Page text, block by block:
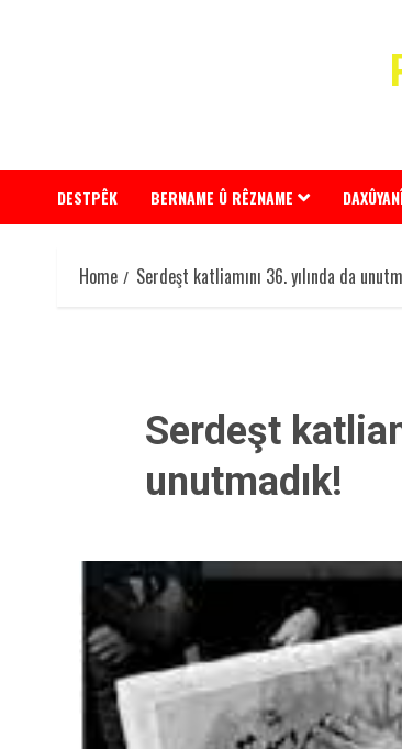
DESTPÊK BERNAME Û RÊZNAME
Home Serdeşt katliamını 36. yılında da
Serdeşt
unutmadık!